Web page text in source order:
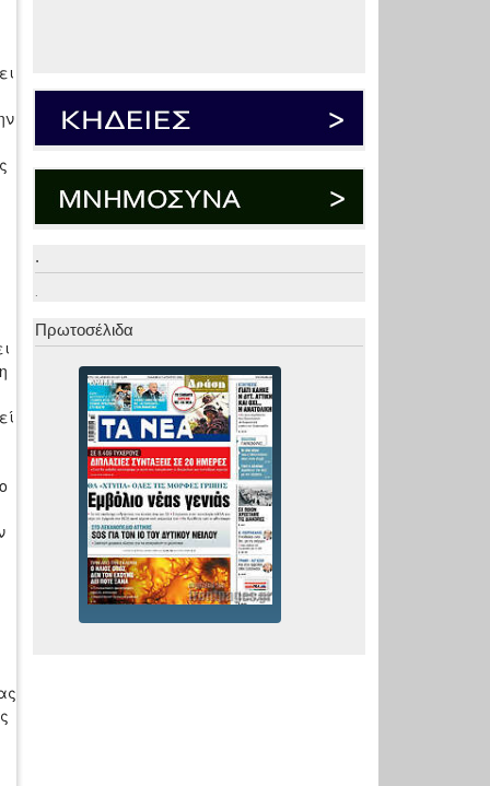
.
.
Πρωτοσέλιδα